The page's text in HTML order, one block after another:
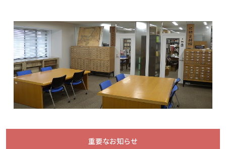
重要なお知らせ